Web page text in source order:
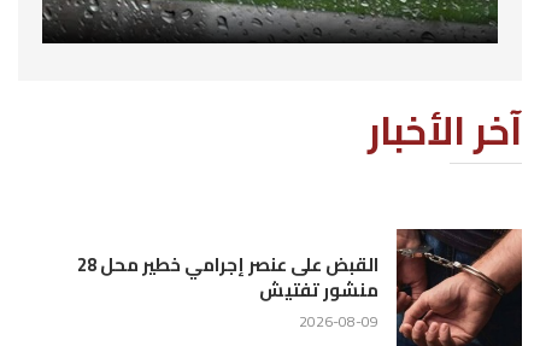
آخر الأخبار
القبض على عنصر إجرامي خطير محل 28
منشور تفتيش
2026-08-09